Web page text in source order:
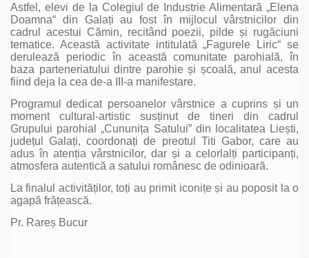
Astfel, elevi de la Colegiul de Industrie Alimentară „Elena
Doamna“ din Galați au fost în mijlocul vârstnicilor din
cadrul acestui Cămin, recitând poezii, pilde și rugăciuni
tematice. Această activitate intitulată „Fagurele Liric“ se
derulează periodic în această comunitate parohială, în
baza parteneriatului dintre parohie și școală, anul acesta
fiind deja la cea de-a III-a manifestare.
Programul dedicat persoanelor vârstnice a cuprins și un
moment cultural-artistic susținut de tineri din cadrul
Grupului parohial „Cununița Satului” din localitatea Liești,
județul Galați, coordonați de preotul Titi Gabor, care au
adus în atenția vârstnicilor, dar și a celorlalți participanți,
atmosfera autentică a satului românesc de odinioară.
La finalul activităților, toți au primit iconițe și au poposit la o
agapă frățească.
Pr. Rareș Bucur